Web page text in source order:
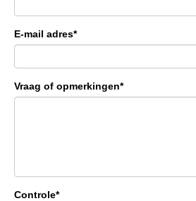
E-mail adres*
Vraag of opmerkingen*
Controle*